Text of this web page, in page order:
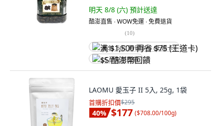
明天 8/8 (六) 預計送達
酷澎直售 ∙ WOW免運 ∙ 免費退貨
(10)
满 $1,500 再省 $75 (王道卡)
$5 酷澎幣回饋
LAOMU 愛玉子 II 5入, 25g, 1袋
首購折扣價$295
40% $177 ($708.00/100g)